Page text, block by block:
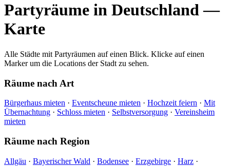
Partyräume in Deutschland —
Karte
Alle Städte mit Partyräumen auf einen Blick. Klicke auf einen
Marker um die Locations der Stadt zu sehen.
Räume nach Art
Bürgerhaus mieten · Eventscheune mieten · Hochzeit feiern · Mit
Übernachtung · Schloss mieten · Selbstversorgung · Vereinsheim
mieten
Räume nach Region
Allgäu · Bayerischer Wald · Bodensee · Erzgebirge · Harz ·